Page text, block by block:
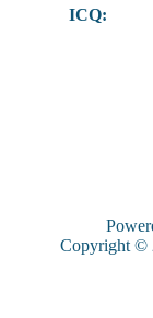
ICQ:
Copyright ©